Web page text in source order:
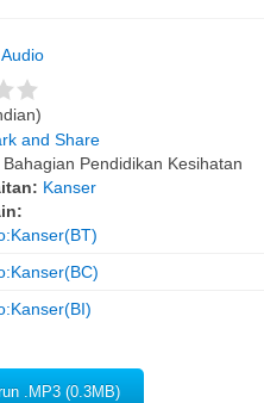
Audio
Bahagian Pendidikan Kesihatan
Kanser
.MP3 (0.3MB)